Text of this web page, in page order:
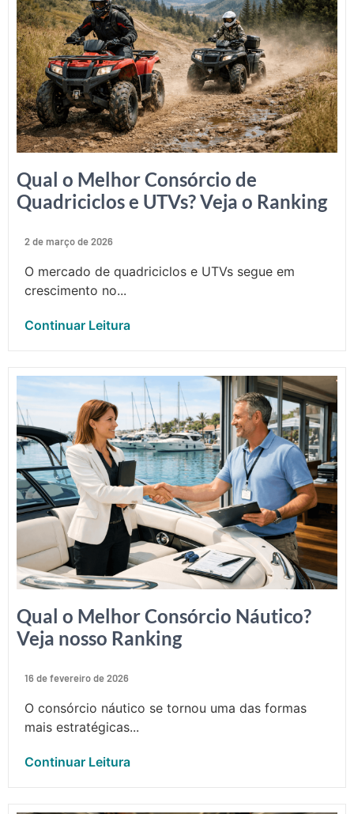
Qual o Melhor Consórcio de
Quadriciclos e UTVs? Veja o Ranking
2 de março de 2026
O mercado de quadriciclos e UTVs segue em
crescimento no...
Continuar Leitura
Qual o Melhor Consórcio Náutico?
Veja nosso Ranking
16 de fevereiro de 2026
O consórcio náutico se tornou uma das formas
mais estratégicas...
Continuar Leitura